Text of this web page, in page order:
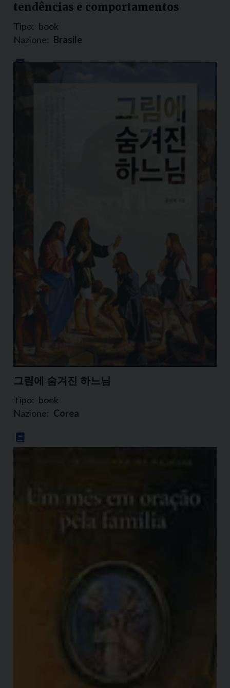
tendências e comportamentos
Tipo: book
Nazione: Brasile
그림에 숨겨진 하느님
Tipo: book
Nazione: Corea